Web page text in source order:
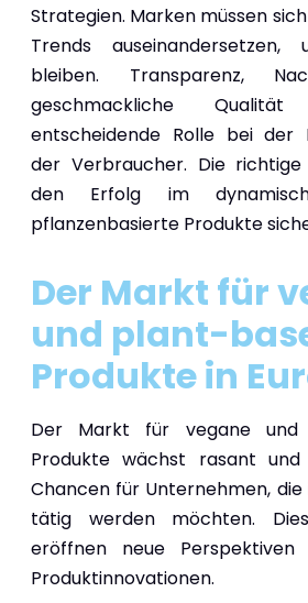
Strategien. Marken müssen
Trends
bleiben. Transparenz,
geschmackliche
entscheidende Rolle bei der
der Verbraucher. Die richtige
den Erfolg im
pflanzenbasierte Produkte
Der Markt für
und plant-
Produkte in
Der Markt für vegane und
Produkte wächst rasant
Chancen für Unternehmen,
tätig werden möchten.
eröffnen neue
Produktinnovationen.